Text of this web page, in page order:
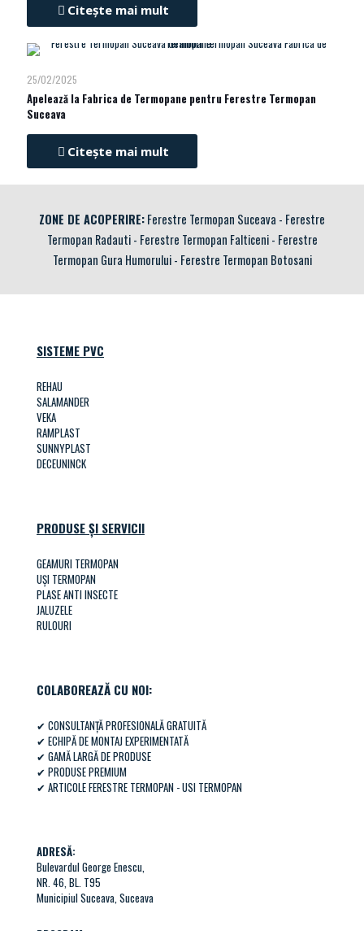
Citește mai mult
25/02/2025
Apelează la Fabrica de Termopane pentru Ferestre Termopan
Suceava
Citește mai mult
ZONE DE ACOPERIRE:Ferestre Termopan Suceava - Ferestre
Termopan Radauti- Ferestre Termopan Falticeni- Ferestre
Termopan Gura Humorului- Ferestre Termopan Botosani
SISTEME PVC
REHAU
SALAMANDER
VEKA
RAMPLAST
SUNNYPLAST
DECEUNINCK
PRODUSE ȘI SERVICII
GEAMURI TERMOPAN
UȘI TERMOPAN
PLASE ANTI INSECTE
JALUZELE
RULOURI
COLABOREAZĂ CU NOI:
✔ CONSULTANȚĂ PROFESIONALĂ GRATUITĂ
✔ ECHIPĂ DE MONTAJ EXPERIMENTATĂ
✔ GAMĂ LARGĂ DE PRODUSE
✔ PRODUSE PREMIUM
✔ ARTICOLE FERESTRE TERMOPAN - USI TERMOPAN
ADRESĂ:
Bulevardul George Enescu,
NR. 46, BL. T95
Municipiul Suceava, Suceava